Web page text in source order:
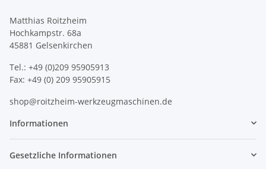
Matthias Roitzheim
Hochkampstr. 68a
45881 Gelsenkirchen
Tel.: +49 (0)209 95905913
Fax: +49 (0) 209 95905915
shop@roitzheim-werkzeugmaschinen.de
Informationen
Gesetzliche Informationen